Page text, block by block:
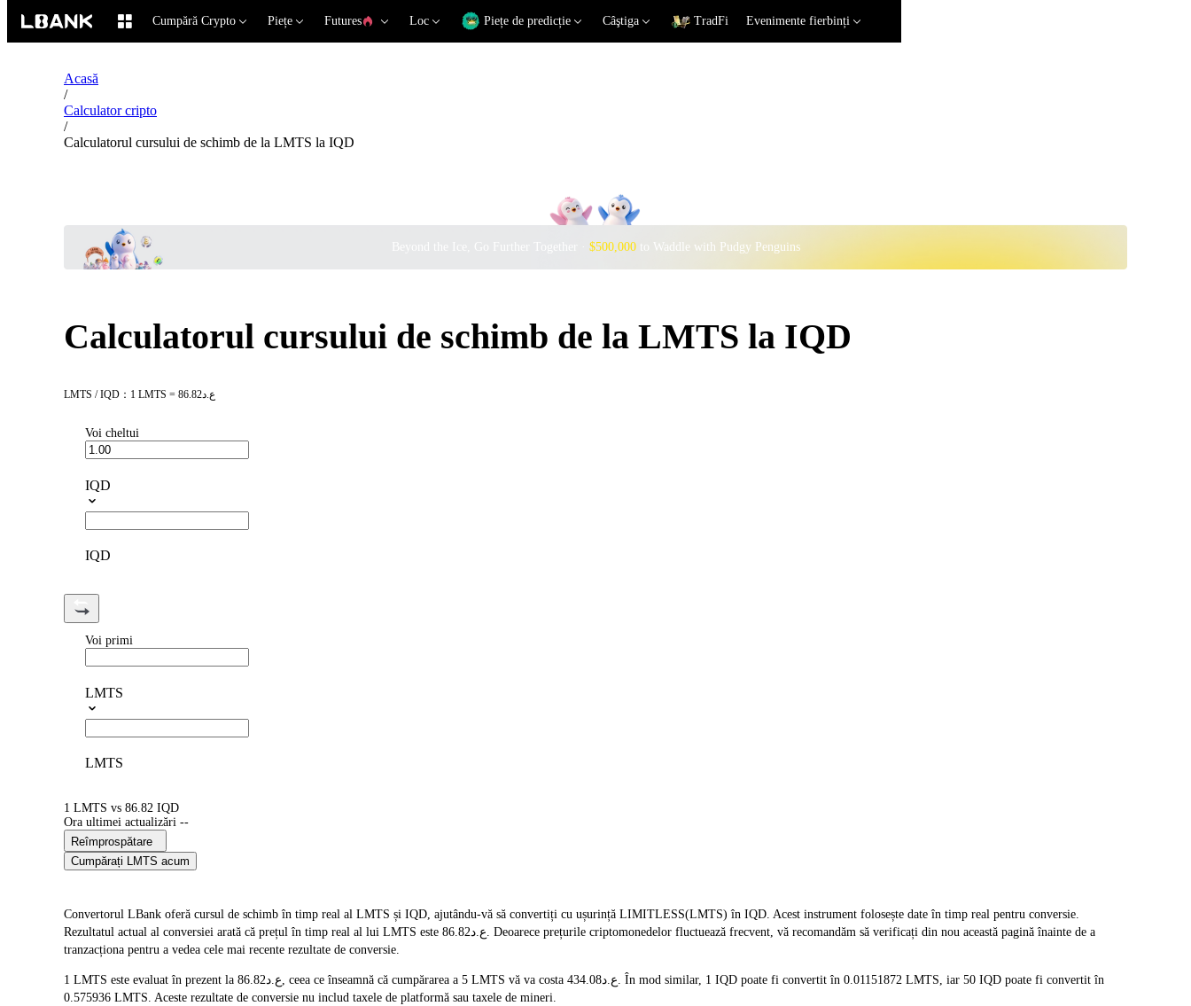
Cumpără Crypto Piețe Futures Loc Piețe de predicție Câştiga TradFi Evenimente fierbinți
Acasă
/
Calculator cripto
/
Calculatorul cursului de schimb de la LMTS la IQD
Beyond the Ice, Go Further Together · $500,000to Waddle with Pudgy Penguins
Calculatorul cursului de schimb de la LMTS la IQD
LMTS / IQD：1 LMTS = ع.د86.82
Voi cheltui
IQD
IQD
Voi primi
LMTS
LMTS
1 LMTS vs 86.82 IQD
Ora ultimei actualizări --
Reîmprospătare
Cumpărați LMTS acum
Convertorul LBank oferă cursul de schimb în timp real al LMTS și IQD, ajutându-vă să convertiți cu ușurință LIMITLESS(LMTS) în IQD. Acest instrument folosește date în timp real pentru conversie.
Rezultatul actual al conversiei arată că prețul în timp real al lui LMTS este ع.د86.82. Deoarece prețurile criptomonedelor fluctuează frecvent, vă recomandăm să verificați din nou această pagină înainte de a
tranzacționa pentru a vedea cele mai recente rezultate de conversie.
1 LMTS este evaluat în prezent la ع.د86.82, ceea ce înseamnă că cumpărarea a 5 LMTS vă va costa ع.د434.08. În mod similar, 1 IQD poate fi convertit în 0.01151872 LMTS, iar 50 IQD poate fi convertit în
0.575936 LMTS. Aceste rezultate de conversie nu includ taxele de platformă sau taxele de mineri.